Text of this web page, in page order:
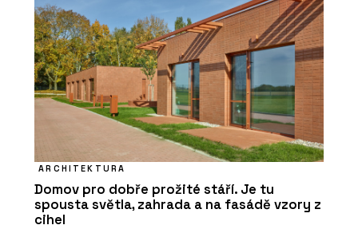
ARCHITEKTURA
Domov pro dobře prožité stáří. Je tu
spousta světla, zahrada a na fasádě vzory z
cihel